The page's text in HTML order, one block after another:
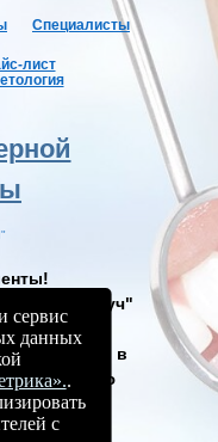
Специалисты
лист
что ООО "Луч"
ОМС.
в
бесплатную
можно
сервис
данных
.
с